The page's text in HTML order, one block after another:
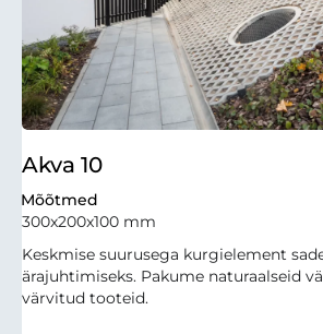
Akva 10
Mõõtmed
300x200x100 mm
Keskmise suurusega kurgielement
ärajuhtimiseks. Pakume naturaalseid
värvitud tooteid.